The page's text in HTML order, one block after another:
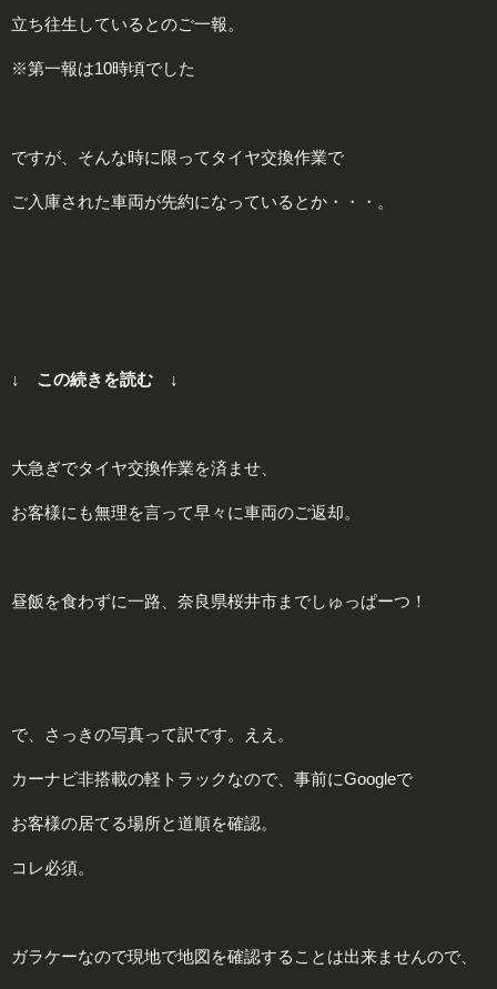
立ち往生しているとのご一報。
※第一報は10時頃でした
ですが、そんな時に限ってタイヤ交換作業で
ご入庫された車両が先約になっているとか・・・。
↓ この続きを読む ↓
大急ぎでタイヤ交換作業を済ませ、
お客様にも無理を言って早々に車両のご返却。
昼飯を食わずに一路、奈良県桜井市までしゅっぱーつ！
で、さっきの写真って訳です。ええ。
カーナビ非搭載の軽トラックなので、事前にGoogleで
お客様の居てる場所と道順を確認。
コレ必須。
ガラケーなので現地で地図を確認することは出来ませんので、